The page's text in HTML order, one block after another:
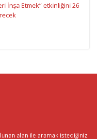
İnşa Etmek” etkinliğini 26
alan ile aramak istediğiniz